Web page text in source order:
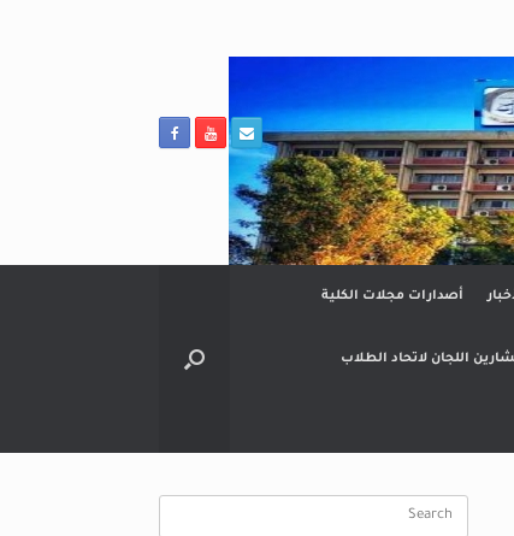
أصدارات مجلات الكلية
اللجان لاتحاد الطلاب
Search